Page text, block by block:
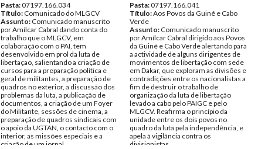
Pasta:07197.166.034
Título: Comunicado do MLGCV
Assunto: Comunicado manuscrito
por Amílcar Cabral dando conta do
trabalho que o MLGCV, em
colaboração com o PAI, tem
desenvolvido em prol da luta de
libertaçao, salientando a criação de
cursos para a preparação política e
geral de militantes, a preparação de
quadros no exterior, a discussão dos
problemas da luta, a publicação de
documentos, a criação de um Foyer
do Militante, sessões de cinema, a
preparação de quadros sindicais com
o apoio da UGTAN, o contacto com o
interior, as missões especiais e a
criação de um jornal.
Pasta:07197.166.041
Título:Aos Povos da Guiné e Cabo
Verde
Assunto: Comunicado manuscrito
por Amílcar Cabral dirigido aos Povos
da Guiné e Cabo Verde alertando para
a actividade de alguns dirigentes de
movimentos de libertação com sede
em Dakar, que exploram as divisões e
contradições entre os nacionalistas a
fim de destruir o trabalho de
organização da luta de libertação
levado a cabo pelo PAIGC e pelo
MLGCV. Reafirma o princípio da
unidade entre os dois povos no
quadro da luta pela independência, e
apela à vigilância contra os
divisionistas.